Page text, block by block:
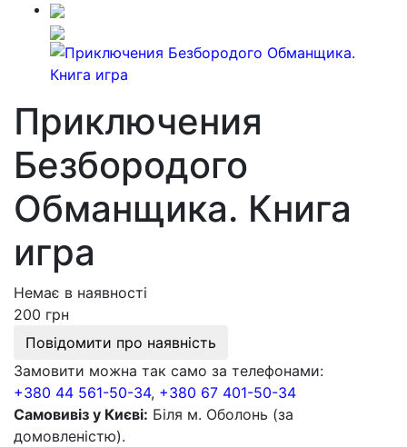
Приключения
Безбородого
Обманщика. Книга
игра
Немає в наявності
200 грн
Повідомити про наявність
Замовити можна так само за телефонами:
+380 44 561-50-34, +380 67 401-50-34
Самовивіз у Києві: Біля м. Оболонь (за
домовленістю).